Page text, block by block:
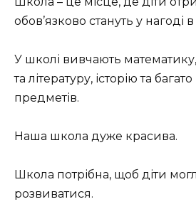
обов’язково стануть у нагоді в
У школі вивчають
та літературу, історію та
предметів.
Наша школа дуже красива.
Школа потрібна, щоб діти
розвиватися.